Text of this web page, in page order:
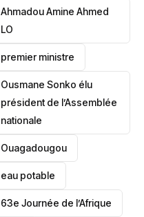
Ahmadou Amine Ahmed
LO
premier ministre
Ousmane Sonko élu
président de l’Assemblée
nationale
‎Ouagadougou
eau potable
63e Journée de l’Afrique